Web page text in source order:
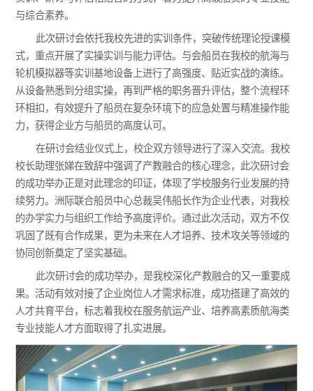
与综合素养。
此次研讨会依托我校先进的实训条件，突破传统理论授课模
式，重点开展了实操实训与能力评估。与会船员在我校的航海与
轮机模拟器等实训基地设备上进行了高强度、贴近实战的演练。
从设备熟悉到分组实操，再到严格的职务晋升评估，整个流程环
环相扣，有效提升了船员在复杂环境下的应急处置与精准操作能
力，获得企业方与船员的高度认可。
在研讨会结业仪式上，校企双方领导进行了深入交流。我校
校长助理张娣在致辞中强调了产教融合的核心理念，此次研讨会
的成功举办正是对此理念的印证，体现了学校服务行业发展的持
续努力。洲际联合船员中心总裁吴伟船长作为企业代表，对我校
的办学实力与组织工作给予高度评价。通过此次活动，双方不仅
巩固了既有合作成果，更为未来在人才培养、技术攻关等领域的
协同创新奠定了坚实基础。
此次研讨会的成功举办，是我校深化产教融合的又一重要成
果。活动有效对接了企业岗位人才需求标准，成功搭建了高效的
人才共育平台，标志着我校在服务航运产业、培养高素质航海类
专业技能人才方面取得了扎实进展。